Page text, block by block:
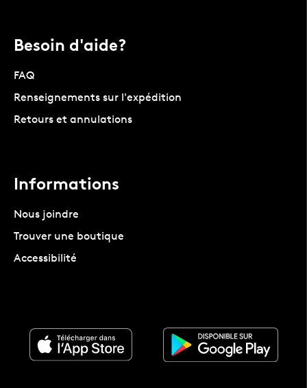
Besoin d'aide?
FAQ
Renseignements sur l'expédition
Retours et annulations
Informations
Nous joindre
Trouver une boutique
Accessibilité